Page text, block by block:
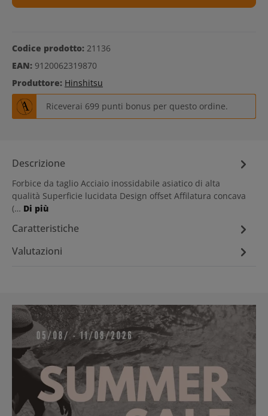
Codice prodotto: 21136
EAN: 9120062319870
Produttore: Hinshitsu
Riceverai 699 punti bonus per questo ordine.
Descrizione
Forbice da taglio Acciaio inossidabile asiatico di alta
qualità Superficie lucidata Design offset Affilatura concava
(… Di più
Caratteristiche
Valutazioni